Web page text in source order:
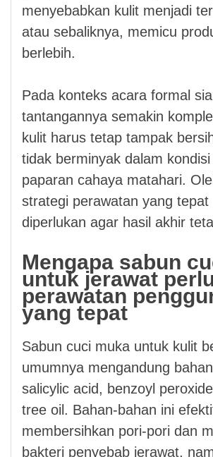
menyebabkan kulit menjadi
atau sebaliknya, memicu
berlebih.
Pada konteks acara formal
tantangannya semakin
kulit harus tetap tampak
tidak berminyak dalam
paparan cahaya matahari.
strategi perawatan yang tepat
diperlukan agar hasil akhir
Mengapa sabun
untuk jerawat
perawatan
yang tepat
Sabun cuci muka untuk kulit
umumnya mengandung
salicylic acid, benzoyl
tree oil. Bahan-bahan ini
membersihkan pori-pori dan
bakteri penyebab jerawat,